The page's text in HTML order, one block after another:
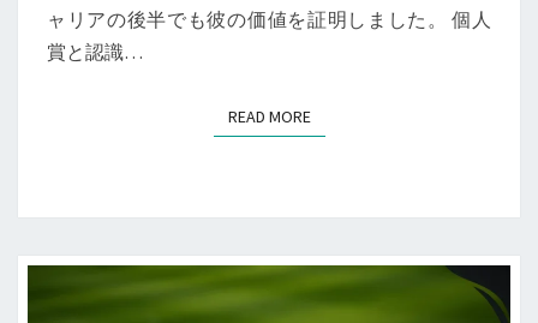
ャリアの後半でも彼の価値を証明しました。 個人
賞と認識…
READ MOREREAD MORE